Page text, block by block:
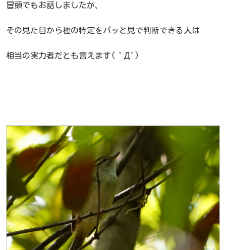
冒頭でもお話しましたが、
その見た目から種の特定をパッと見で判断できる人は
相当の実力者だとも言えます( ﾟДﾟ)